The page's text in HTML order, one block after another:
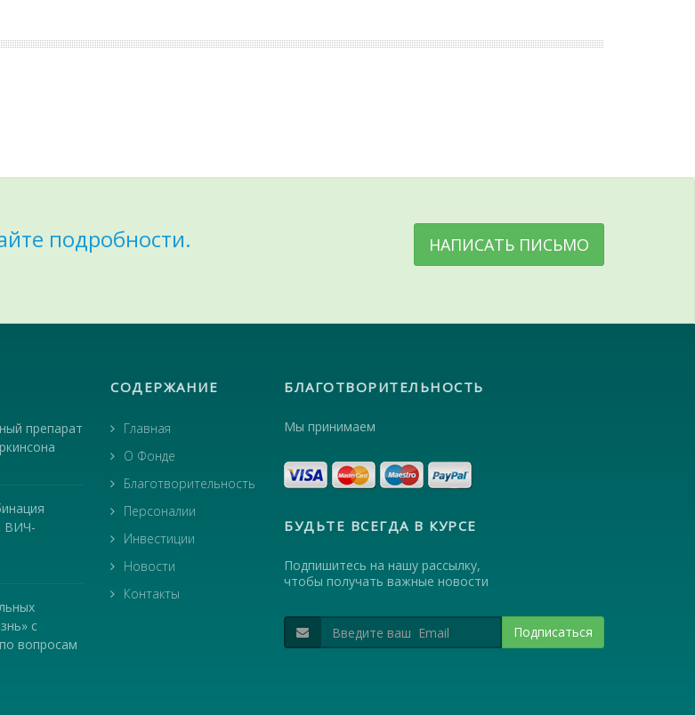
подробности. НАПИСАТЬ ПИСЬМО
препарат
ВИЧ-
с
вопросам
СОДЕРЖАНИЕ
Главная
О Фонде
Благотворительность
Персоналии
Инвестиции
Новости
Контакты
БЛАГОТВОРИТЕЛЬНОСТЬ
Мы принимаем
БУДЬТЕ ВСЕГДА В КУРСЕ
Подпишитесь на нашу рассылку,
чтобы получать важные новости
Подписаться